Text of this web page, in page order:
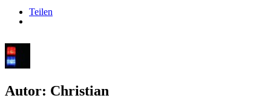
Teilen
Autor: Christian